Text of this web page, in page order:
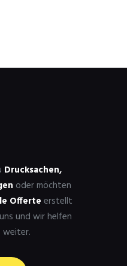
Drucksachen,
oder möchten
Offerte erstellt
und wir helfen
weiter.